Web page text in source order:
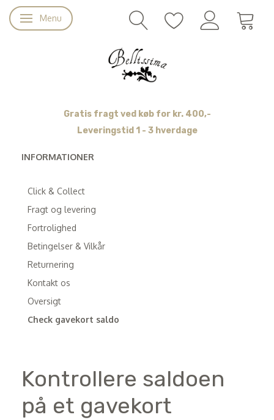
Skifte navigation
Menu
Gratis fragt ved køb for kr. 400,-
Leveringstid 1 - 3 hverdage
INFORMATIONER
Click & Collect
Fragt og levering
Fortrolighed
Betingelser & Vilkår
Returnering
Kontakt os
Oversigt
Check gavekort saldo
Kontrollere saldoen
på et gavekort